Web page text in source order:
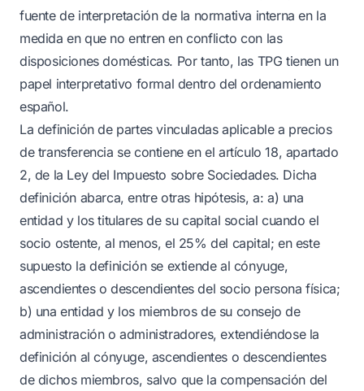
fuente de interpretación de la normativa interna en la
medida en que no entren en conflicto con las
disposiciones domésticas. Por tanto, las TPG tienen un
papel interpretativo formal dentro del ordenamiento
español.
La definición de partes vinculadas aplicable a precios
de transferencia se contiene en el artículo 18, apartado
2, de la Ley del Impuesto sobre Sociedades. Dicha
definición abarca, entre otras hipótesis, a: a) una
entidad y los titulares de su capital social cuando el
socio ostente, al menos, el 25% del capital; en este
supuesto la definición se extiende al cónyuge,
ascendientes o descendientes del socio persona física;
b) una entidad y los miembros de su consejo de
administración o administradores, extendiéndose la
definición al cónyuge, ascendientes o descendientes
de dichos miembros, salvo que la compensación del